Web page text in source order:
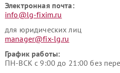
Электронная почта:
info@lg-fixim.ru
для юридических лиц
manager@fix-lg.ru
График работы:
ПН-ВСК с 9:00 до 21:00 без